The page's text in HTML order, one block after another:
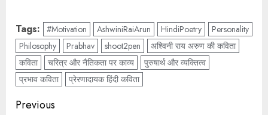
Tags: #Motivation AshwiniRaiArun HindiPoetry
Personality
Philosophy
Prabhav shoot2pen
अश्विनी राय अरुण की कविता
कविता
चरित्र और नैतिकता पर काव्य
पुरुषार्थ और व्यक्तित्व
प्रभाव कविता
प्रेरणादायक हिंदी कविता
Previous